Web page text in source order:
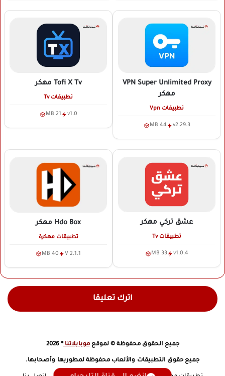
VPN Super Unlimited Proxy
مهكر
تطبيقات Vpn
v2.29.3
44 MB
Tofi X Tv مهكر
تطبيقات Tv
v1.0
21 MB
عشق تركي مهكر
تطبيقات Tv
v1.0.4
33 MB
Hdo Box مهكر
تطبيقات مهكرة
V 2.1.1
40 MB
اترك تعليقا
جميع الحقوق محفوظة © لموقعموبايلاتنا® 2026
جميع حقوق التطبيقات والألعاب محفوظة لمطوريها وأصحابها.